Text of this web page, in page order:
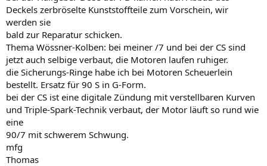
Deckels zerbröselte Kunststoffteile zum Vorschein, wir
werden sie
bald zur Reparatur schicken.
Thema Wössner-Kolben: bei meiner /7 und bei der CS sind
jetzt auch selbige verbaut, die Motoren laufen ruhiger.
die Sicherungs-Ringe habe ich bei Motoren Scheuerlein
bestellt. Ersatz für 90 S in G-Form.
bei der CS ist eine digitale Zündung mit verstellbaren Kurven
und Triple-Spark-Technik verbaut, der Motor läuft so rund wie
eine
90/7 mit schwerem Schwung.
mfg
Thomas